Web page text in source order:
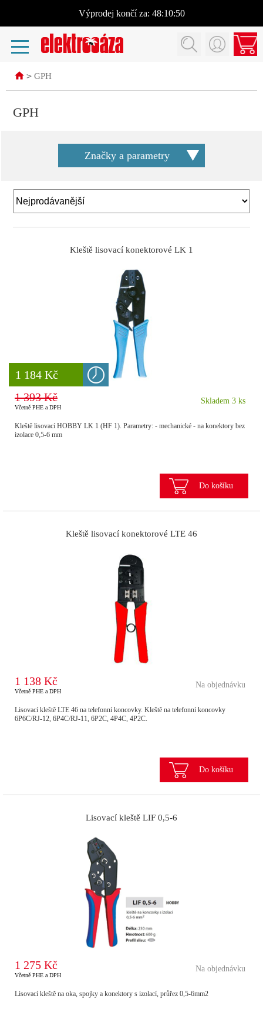
Výprodej končí za: 48:10:50
> GPH
GPH
Značky a parametry
8 777 Kč
1 184 Kč
Kleště lisovací konektorové LK 1
1 393 Kč
Včetně PHE a DPH
Skladem 3 ks
Kleště lisovací HOBBY LK 1 (HF 1). Parametry: - mechanické - na konektory bez
izolace 0,5-6 mm
Do košíku
Kleště lisovací konektorové LTE 46
1 138 Kč
Včetně PHE a DPH
Na objednávku
Lisovací kleště LTE 46 na telefonní koncovky. Kleště na telefonní koncovky
6P6C/RJ-12, 6P4C/RJ-11, 6P2C, 4P4C, 4P2C.
Do košíku
Lisovací kleště LIF 0,5-6
1 275 Kč
Včetně PHE a DPH
Na objednávku
Lisovací kleště na oka, spojky a konektory s izolací, průřez 0,5-6mm2